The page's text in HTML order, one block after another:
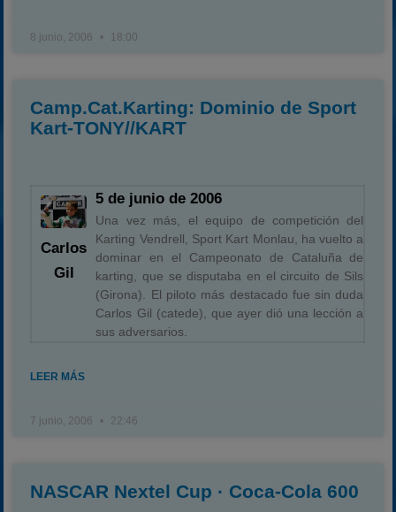
8 junio, 2006 18:00
Camp.Cat.Karting: Dominio de Sport
Kart-TONY//KART
Carlos
Gil
5 de junio de 2006
Una vez más, el equipo de competición del
Karting Vendrell, Sport Kart Monlau, ha vuelto a
dominar en el Campeonato de Cataluña de
karting, que se disputaba en el circuito de Sils
(Girona). El piloto más destacado fue sin duda
Carlos Gil (catede), que ayer dió una lección a
sus adversarios.
LEER MÁS
7 junio, 2006 22:46
NASCAR Nextel Cup · Coca-Cola 600